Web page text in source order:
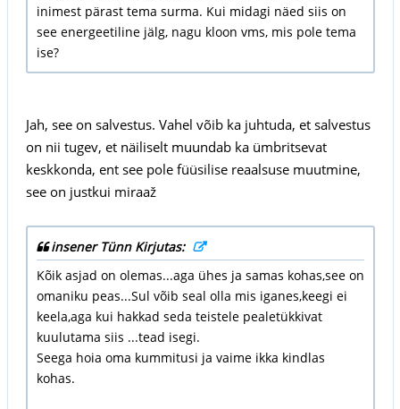
inimest pärast tema surma. Kui midagi näed siis on
see energeetiline jälg, nagu kloon vms, mis pole tema
ise?
Jah, see on salvestus. Vahel võib ka juhtuda, et salvestus
on nii tugev, et näiliselt muundab ka ümbritsevat
keskkonda, ent see pole füüsilise reaalsuse muutmine,
see on justkui miraaž
insener Tünn Kirjutas:
Kõik asjad on olemas...aga ühes ja samas kohas,see on
omaniku peas...Sul võib seal olla mis iganes,keegi ei
keela,aga kui hakkad seda teistele pealetükkivat
kuulutama siis ...tead isegi.
Seega hoia oma kummitusi ja vaime ikka kindlas
kohas.